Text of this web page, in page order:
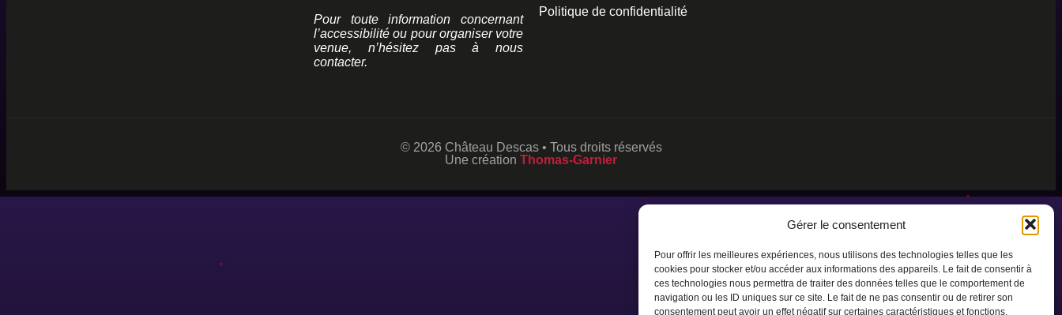
Gérer le consentement
Pour offrir les meilleures expériences, nous utilisons des technologies telles que les
cookies pour stocker et/ou accéder aux informations des appareils. Le fait de consentir à
ces technologies nous permettra de traiter des données telles que le comportement de
navigation ou les ID uniques sur ce site. Le fait de ne pas consentir ou de retirer son
consentement peut avoir un effet négatif sur certaines caractéristiques et fonctions.
Pour toute information concernant
l’accessibilité ou pour organiser votre
venue, n’hésitez pas à nous
contacter.
Politique de confidentialité
© 2026 Château Descas • Tous droits réservés
Une création Thomas-Garnier